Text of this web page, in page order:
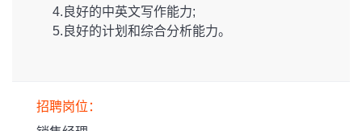
4.良好的中英文写作能力;
5.良好的计划和综合分析能力。
招聘岗位：